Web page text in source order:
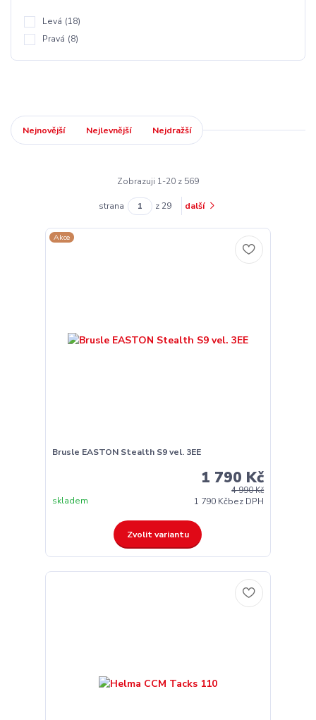
Levá (18)
Pravá (8)
Nejnovější Nejlevnější Nejdražší
Zobrazuji 1-20 z 569
strana z 29 další
Akce
Brusle EASTON Stealth S9 vel. 3EE
4 990 Kč
1 790 Kč
1 790 Kčbez DPH
skladem
Zvolit variantu